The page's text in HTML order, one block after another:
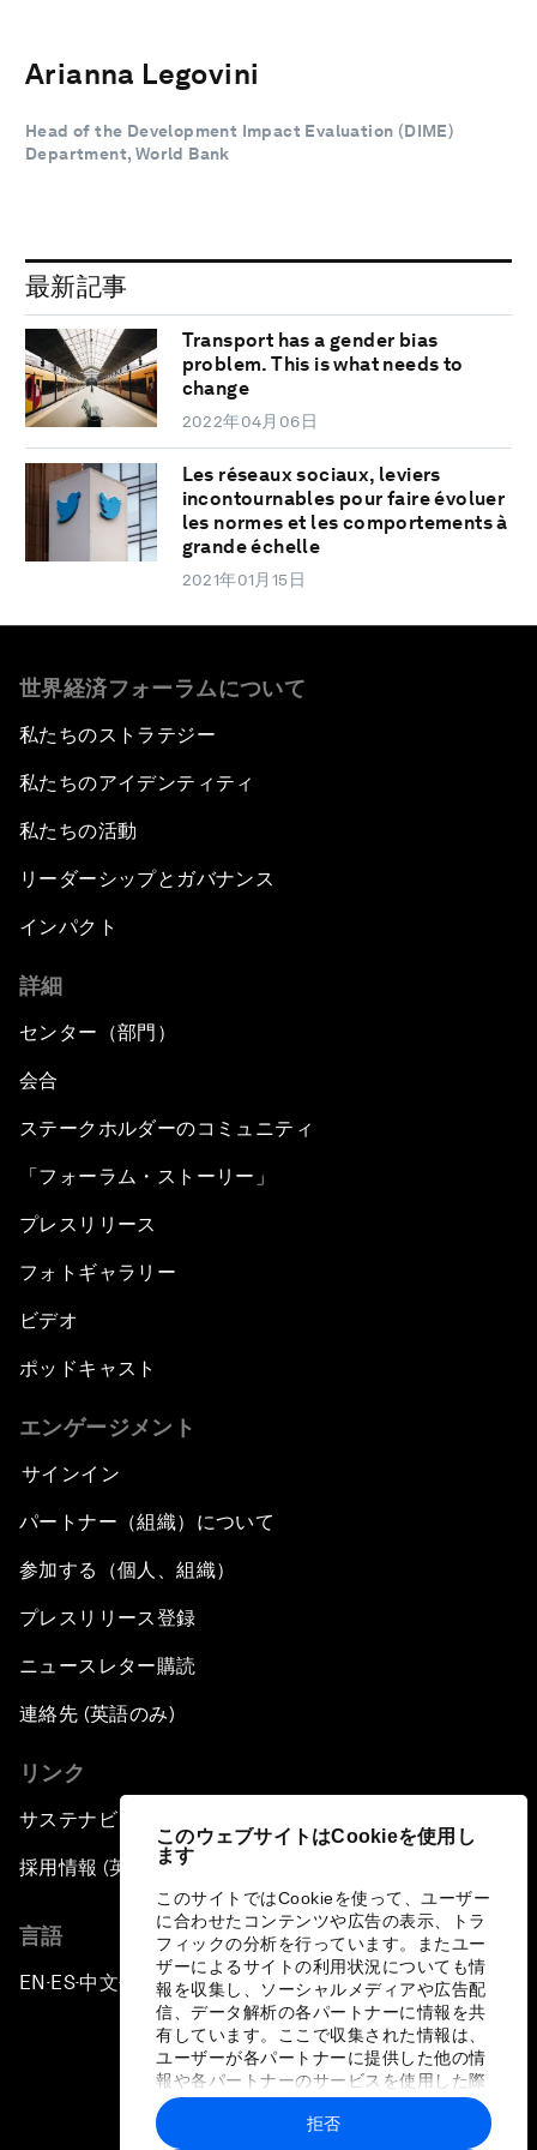
このウェブサイトはCookieを使用し
ます
このサイトではCookieを使って、ユーザー
に合わせたコンテンツや広告の表示、トラ
フィックの分析を行っています。またユー
ザーによるサイトの利用状況についても情
報を収集し、ソーシャルメディアや広告配
信、データ解析の各パートナーに情報を共
有しています。ここで収集された情報は、
ユーザーが各パートナーに提供した他の情
報や各パートナーのサービスを使用した際
に収集された情報と組み合わされ、各パー
トナーによって使用されることがありま
拒否
Arianna Legovini
Head of the Development Impact Evaluation (DIME)
Department, World Bank
最新記事
Transport has a gender bias
problem. This is what needs to
change
2022年04月06日
Les réseaux sociaux, leviers
incontournables pour faire évoluer
les normes et les comportements à
grande échelle
2021年01月15日
世界経済フォーラムについて
私たちのストラテジー
私たちのアイデンティティ
私たちの活動
リーダーシップとガバナンス
インパクト
詳細
センター（部門）
会合
ステークホルダーのコミュニティ
「フォーラム・ストーリー」
プレスリリース
フォトギャラリー
ビデオ
ポッドキャスト
エンゲージメント
サインイン
パートナー（組織）について
参加する（個人、組織）
プレスリリース登録
ニュースレター購読
連絡先 (英語のみ)
リンク
サステナビリティへの取り組み
採用情報 (英語のみ)
言語
EN ▪ ES▪中文▪ 日本語
プライバシーポリシーと利用規約